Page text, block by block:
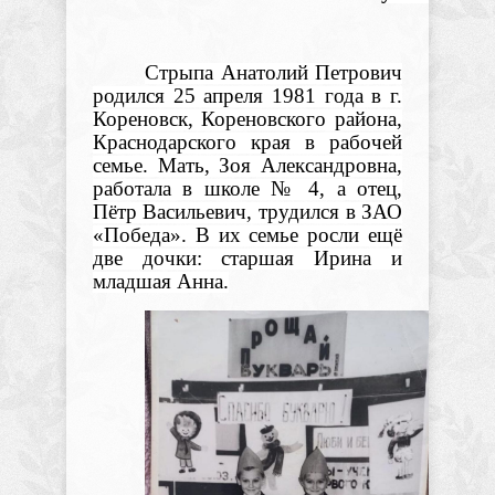
Стрыпа Анатолий Петрович
родился 25 апреля 1981 года в г.
Кореновск, Кореновского района,
Краснодарского края в рабочей
семье. Мать, Зоя Александровна,
работала в школе № 4, а отец,
Пётр Васильевич, трудился в ЗАО
«Победа». В их семье росли ещё
две дочки: старшая Ирина и
младшая Анна.